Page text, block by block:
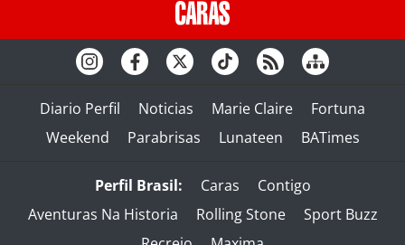
Diario Perfil Noticias Marie Claire
Fortuna
Weekend
Parabrisas Lunateen BATimes
Perfil Brasil: Caras
Contigo
Aventuras Na Historia
Rolling Stone
Sport Buzz